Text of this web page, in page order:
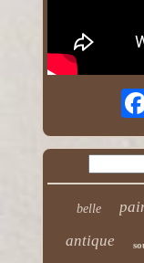
belle
antique